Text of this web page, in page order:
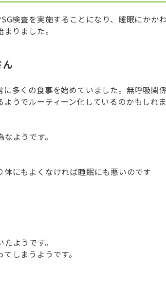
検査を実施することになり、睡眠にかか
りました。
多くの食事を始めていました。無呼吸関
うでルーティーン化しているのかもしれ
ようです。
にもよくなければ睡眠にも悪いのです
ようです。
しまうようです。